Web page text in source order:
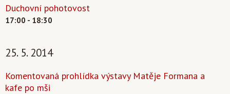
Duchovní pohotovost
17:00 - 18:30
25. 5. 2014
Komentovaná prohlídka výstavy Matěje Formana a
kafe po mši